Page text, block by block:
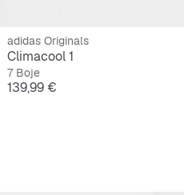
adidas Originals
Climacool 1
7 Boje
Cijena
139,99 €